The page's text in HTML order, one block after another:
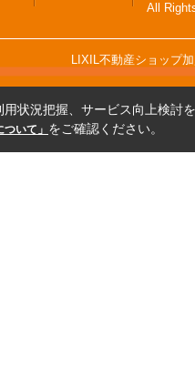
All
LIXIL不動産ショップ
状況把握、サービス向上検討
いて」 をご確認ください。